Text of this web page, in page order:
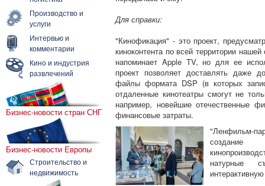
Производство и
услуги
Интервью и
комментарии
Кино и индустрия
развлечений
Бизнес-новости стран СНГ
Бизнес-новости Европы
Строительство и
недвижимость
Для справки:
"Кинофикация" - это проект,
киноконтента по всей территории
напоминает Apple TV, но для ее
проект позволяет доставлять даже
файлы формата DSP (в которых
отдаленные кинотеатры смогут не
например, новейшие отечественные
финансовые затраты.
"Ленфильм-
создание
натурные